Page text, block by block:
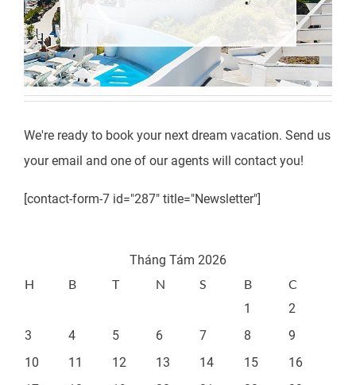
We're ready to book your next dream vacation. Send us
your email and one of our agents will contact you!
[contact-form-7 id="287" title="Newsletter"]
Tháng Tám 2026
H
B T N S B
C
1
2
3
4 5 6 7 8
9
10
11 12 13 14 15
16